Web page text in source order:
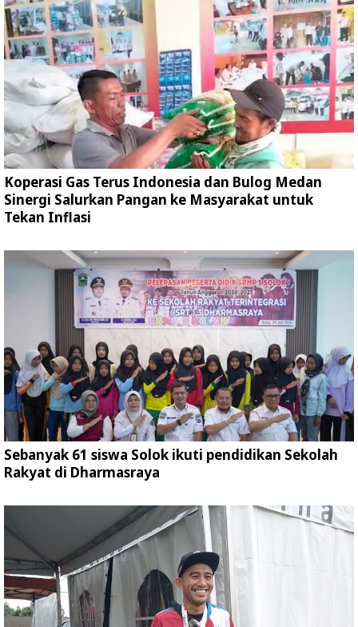
Koperasi Gas Terus Indonesia dan Bulog Medan
Sinergi Salurkan Pangan ke Masyarakat untuk
Tekan Inflasi
Sebanyak 61 siswa Solok ikuti pendidikan Sekolah
Rakyat di Dharmasraya